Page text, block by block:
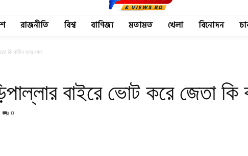
রাজনীতি বিশ্ব বাণিজ্য মতামত খেলা বিনোদন
কি কঠিন হয়ে গেল
বাইরে ভোট করে জেতা
0